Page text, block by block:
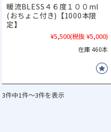
暖流BLESS４６度１００ml
(おちょこ付き)【1000本限
定】
¥5,500(税抜 ¥5,000)
在庫 460本
3件中1件～3件を表示